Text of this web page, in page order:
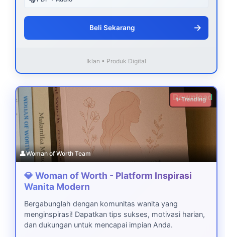
Beli Sekarang →
Iklan • Produk Digital
Download
✨ Trending
👤Woman of Worth Team
💎 Woman of Worth - Platform Inspirasi
Wanita Modern
Bergabunglah dengan komunitas wanita yang
menginspirasi! Dapatkan tips sukses, motivasi harian,
dan dukungan untuk mencapai impian Anda.